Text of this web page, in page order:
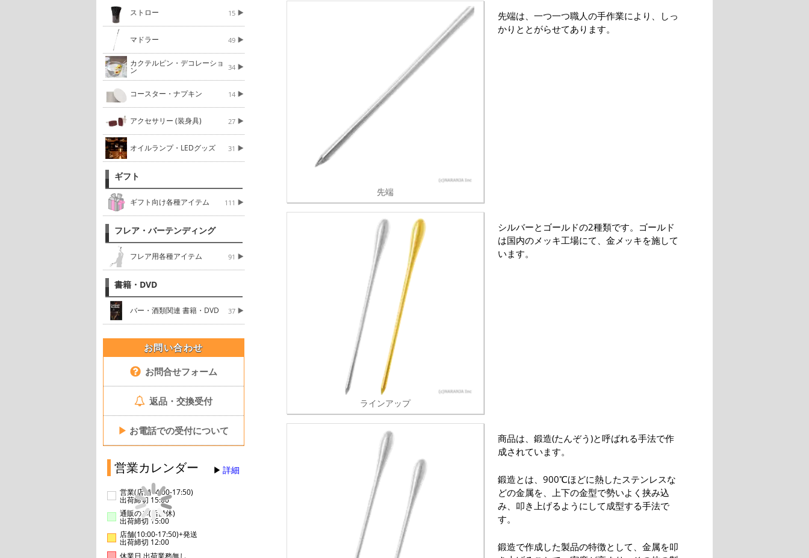
ストロー 15
マドラー 49
カクテルピン・デコレーショ
ン 34
コースター・ナプキン 14
アクセサリー (装身具) 27
オイルランプ・LEDグッズ 31
ギフト
ギフト向け各種アイテム 111
フレア・バーテンディング
フレア用各種アイテム 91
書籍・DVD
バー・酒類関連 書籍・DVD 37
お問い合わせ
お問合せフォーム
返品・交換受付
▶ お電話での受付について
営業カレンダー 詳細
営業(店舗14:00-17:50)
出荷締切 15:00
通販のみ(店舗休)
出荷締切 15:00
店舗(10:00-17:50)+発送
出荷締切 12:00
休業日 出荷業務無し
先端
先端は、一つ一つ職人の手作業により、しっ
かりととがらせてあります。
ラインアップ
シルバーとゴールドの2種類です。ゴールド
は国内のメッキ工場にて、金メッキを施して
います。
商品は、鍛造(たんぞう)と呼ばれる手法で作
成されています。
鍛造とは、900℃ほどに熱したステンレスな
どの金属を、上下の金型で勢いよく挟み込
み、叩き上げるようにして成型する手法で
す。
鍛造で作成した製品の特徴として、金属を叩